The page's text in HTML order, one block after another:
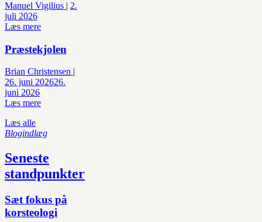
Manuel Vigilius | 2.
juli 2026
Læs mere
Præstekjolen
Brian Christensen |
26. juni 202626.
juni 2026
Læs mere
Læs alle
Blogindlæg
Seneste
standpunkter
Sæt fokus på
korsteologi